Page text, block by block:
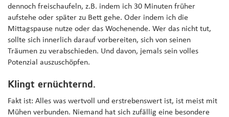
dennoch freischaufeln, z.B. indem ich 30 Minuten früher
aufstehe oder später zu Bett gehe. Oder indem ich die
Mittagspause nutze oder das Wochenende. Wer das nicht tut,
sollte sich innerlich darauf vorbereiten, sich von seinen
Träumen zu verabschieden. Und davon, jemals sein volles
Potenzial auszuschöpfen.
Klingt ernüchternd.
Fakt ist: Alles was wertvoll und erstrebenswert ist, ist meist mit
Mühen verbunden. Niemand hat sich zufällig eine besondere